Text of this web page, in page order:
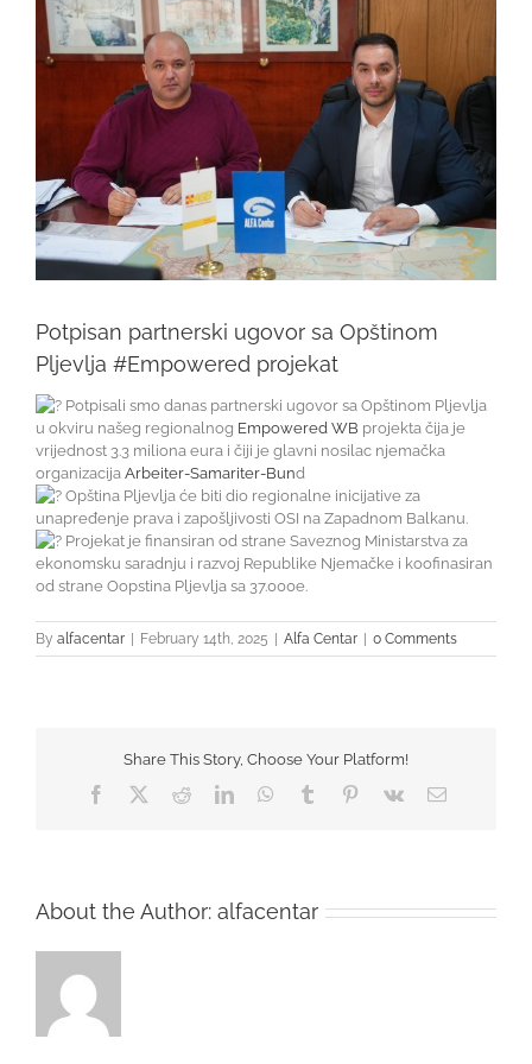
Potpisan partnerski ugovor sa Opštinom
Pljevlja #Empowered projekat
Potpisali smo danas partnerski ugovor sa Opštinom Pljevlja
u okviru našeg regionalnog Empowered WB projekta čija je
vrijednost 3.3 miliona eura i čiji je glavni nosilac njemačka
organizacija Arbeiter-Samariter-Bund
Opština Pljevlja će biti dio regionalne inicijative za
unapređenje prava i zapošljivosti OSI na Zapadnom Balkanu.
Projekat je finansiran od strane Saveznog Ministarstva za
ekonomsku saradnju i razvoj Republike Njemačke i koofinasiran
od strane Oopstina Pljevlja sa 37.000e.
By alfacentar February 14th, 2025 Alfa Centar 0 Comments
Share This Story, Choose Your Platform!
Facebook
TwitterRedditLinkedInWhatsApp
Tumblr Pinterest
Vk Email
About the Author: alfacentar